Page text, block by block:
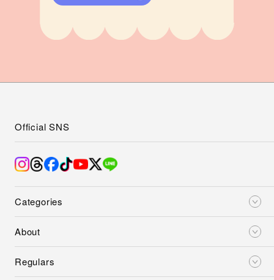
Categories
About
Regulars
Official SNS